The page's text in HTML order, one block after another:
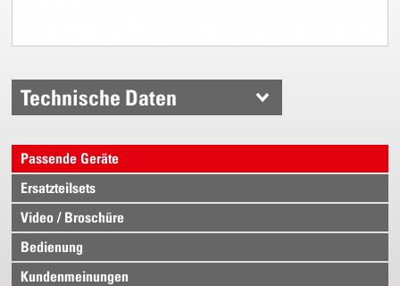
Technische Daten
Passende Geräte
Ersatzteilsets
Video / Broschüre
Bedienung
Kundenmeinungen